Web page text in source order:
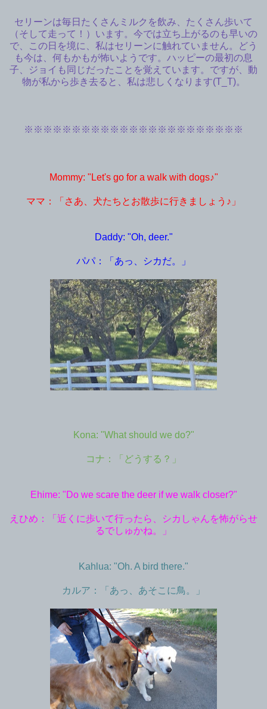
セリーンは毎日たくさんミルクを飲み、たくさん歩いて
（そして走って！）います。今では立ち上がるのも早いの
で、この日を境に、私はセリーンに触れていません。どう
も今は、何もかもが怖いようです。ハッピーの最初の息
子、ジョイも同じだったことを覚えています。ですが、動
物が私から歩き去ると、私は悲しくなります(T_T)。
※※※※※※※※※※※※※※※※※※※※※※※
Mommy: "Let's go for a walk with dogs♪"
ママ：「さあ、犬たちとお散歩に行きましょう♪」
Daddy: "Oh, deer."
パパ：「あっ、シカだ。」
Kona: "What should we do?"
コナ：「どうする？」
Ehime: "Do we scare the deer if we walk closer?"
えひめ：「近くに歩いて行ったら、シカしゃんを怖がらせ
るでしゅかね。」
Kahlua: "Oh. A bird there."
カルア：「あっ、あそこに鳥。」